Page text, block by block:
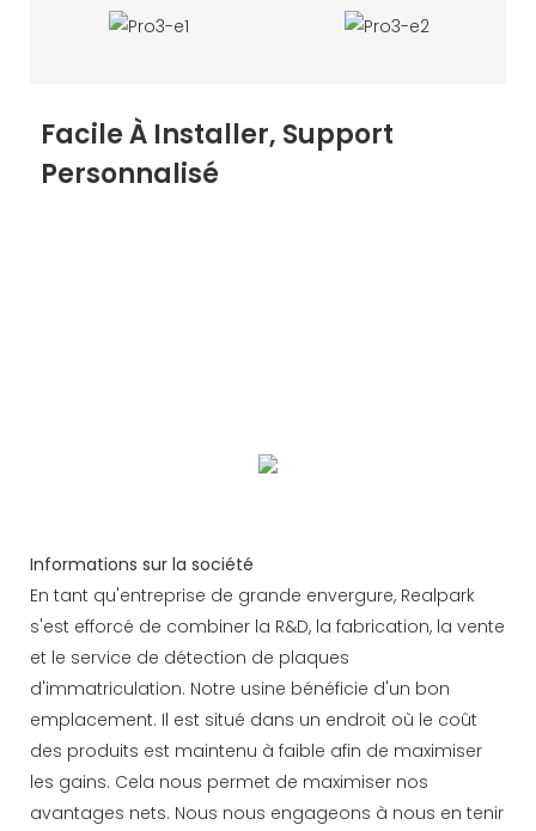
Facile À Installer, Support
Personnalisé
Informations sur la société
En tant qu'entreprise de grande envergure, Realpark
s'est efforcé de combiner la R&D, la fabrication, la vente
et le service de détection de plaques
d'immatriculation. Notre usine bénéficie d'un bon
emplacement. Il est situé dans un endroit où le coût
des produits est maintenu à faible afin de maximiser
les gains. Cela nous permet de maximiser nos
avantages nets. Nous nous engageons à nous en tenir